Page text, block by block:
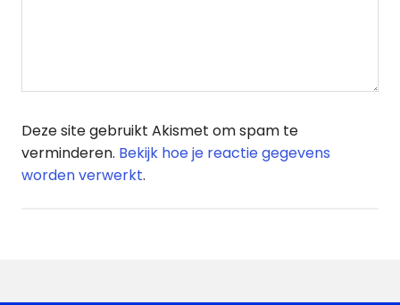
Deze site gebruikt Akismet om spam te
verminderen. Bekijk hoe je reactie gegevens
worden verwerkt.